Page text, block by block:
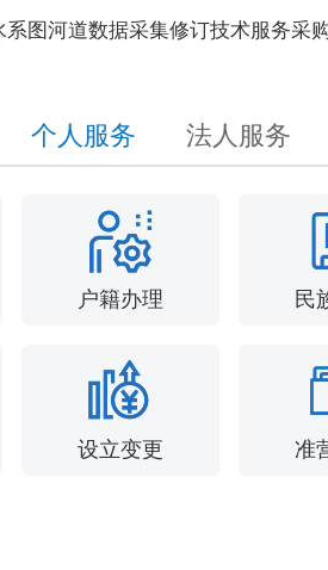
系图河道数据采集修订技术服务采
个人服务 法人服务
户籍办理 民
设立变更 准